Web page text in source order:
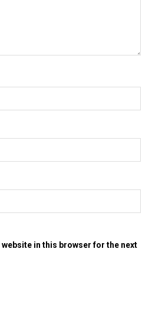
website in this browser for the next